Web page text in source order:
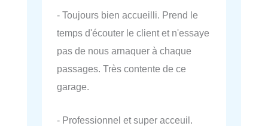
- Toujours bien accueilli. Prend le
temps d'écouter le client et n'essaye
pas de nous arnaquer à chaque
passages. Très contente de ce
garage.
- Professionnel et super acceuil.